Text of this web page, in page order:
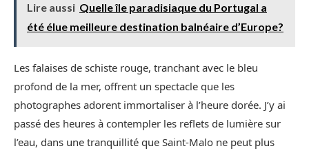
Lire aussi Quelle île paradisiaque du Portugal a
été élue meilleure destination balnéaire d’Europe?
Les falaises de schiste rouge, tranchant avec le bleu
profond de la mer, offrent un spectacle que les
photographes adorent immortaliser à l’heure dorée. J’y ai
passé des heures à contempler les reflets de lumière sur
l’eau, dans une tranquillité que Saint-Malo ne peut plus